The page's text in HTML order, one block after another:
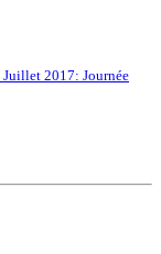
2017: Journée